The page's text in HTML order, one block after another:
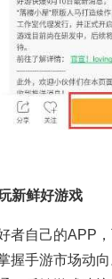
新鲜好游戏
者自己的APP
握手游市场动